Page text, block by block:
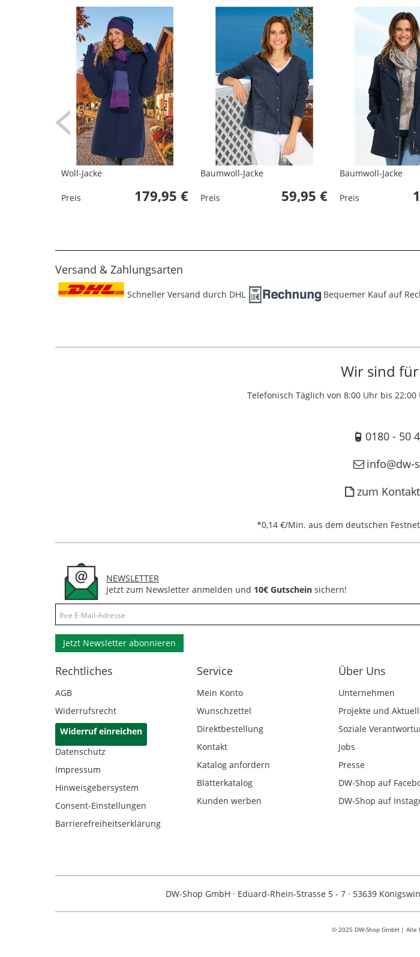
Woll-Jacke
Preis 179,95 €
Baumwoll-Jacke
Preis 59,95 €
Baumwoll-Jacke
Preis
Versand & Zahlungsarten
Schneller Versand durch DHL Bequemer Kauf auf
Wir sind für
Telefonisch Täglich von 8:00 Uhr bis
0180 - 50
info@dw-
zum
*0,14 €/Min. aus dem deutschen
NEWSLETTER
Jetzt zum Newsletter anmelden und 10€ Gutschein sichern!
Jetzt Newsletter abonnieren
Rechtliches
AGB
Widerrufsrecht
Widerruf einreichen
Datenschutz
Impressum
Hinweisgebersystem
Consent-Einstellungen
Barrierefreiheitserklärung
Service
Mein Konto
Wunschzettel
Direktbestellung
Kontakt
Katalog anfordern
Blätterkatalog
Kunden werben
Über Uns
Unternehmen
Projekte und
Soziale
Jobs
Presse
DW-Shop auf
DW-Shop auf
DW-Shop GmbH · Eduard-Rhein-Strasse 5 - 7 · 53639
© 2025 DW-Shop GmbH | Alle